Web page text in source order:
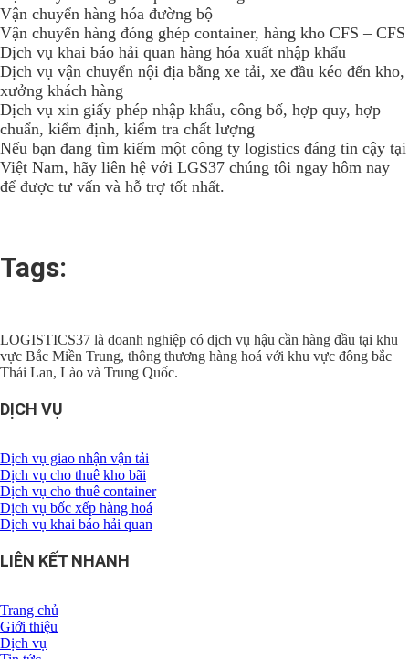
Vận chuyển hàng hóa đường bộ
Vận chuyển hàng đóng ghép container, hàng kho CFS – CFS
Dịch vụ khai báo hải quan hàng hóa xuất nhập khẩu
Dịch vụ vận chuyển nội địa bằng xe tải, xe đầu kéo đến kho,
xưởng khách hàng
Dịch vụ xin giấy phép nhập khẩu, công bố, hợp quy, hợp
chuẩn, kiểm định, kiểm tra chất lượng
Nếu bạn đang tìm kiếm một công ty logistics đáng tin cậy tại
Việt Nam, hãy liên hệ với LGS37 chúng tôi ngay hôm nay
để được tư vấn và hỗ trợ tốt nhất.
Tags:
LOGISTICS37 là doanh nghiệp có dịch vụ hậu cần hàng đầu tại khu
vực Bắc Miền Trung, thông thương hàng hoá với khu vực đông bắc
Thái Lan, Lào và Trung Quốc.
DỊCH VỤ
Dịch vụ giao nhận vận tải
Dịch vụ cho thuê kho bãi
Dịch vụ cho thuê container
Dịch vụ bốc xếp hàng hoá
Dịch vụ khai báo hải quan
LIÊN KẾT NHANH
Trang chủ
Giới thiệu
Dịch vụ